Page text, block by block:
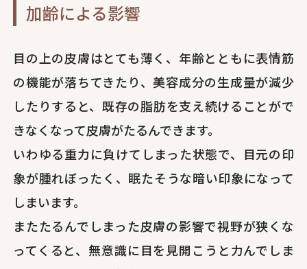
加齢による影響
目の上の皮膚はとても薄く、年齢とともに表情筋
の機能が落ちてきたり、美容成分の生成量が減少
したりすると、既存の脂肪を支え続けることがで
きなくなって皮膚がたるんできます。
いわゆる重力に負けてしまった状態で、目元の印
象が腫れぼったく、眠たそうな暗い印象になって
しまいます。
またたるんでしまった皮膚の影響で視野が狭くな
ってくると、無意識に目を見開こうと力んでしま